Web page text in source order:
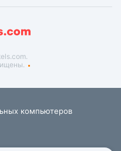
компьютеров